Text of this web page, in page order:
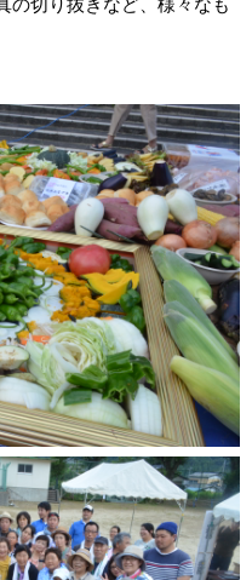
の切り抜きなど、様々なも